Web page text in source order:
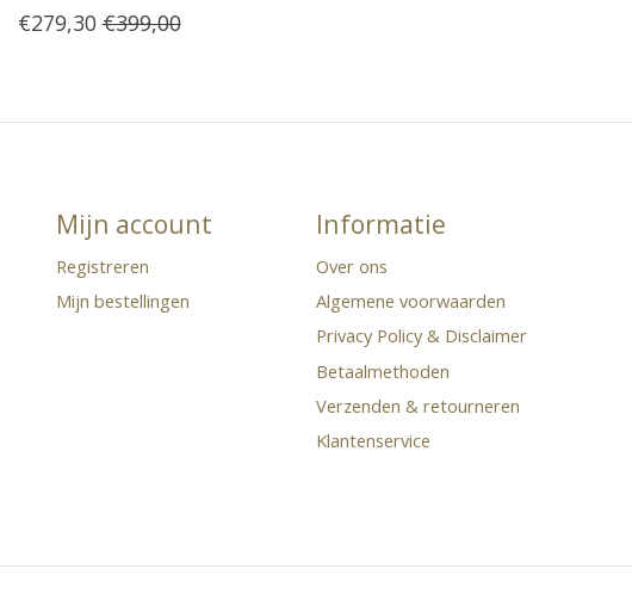
€279,30 €399,00
Mijn account
Registreren
Mijn bestellingen
Informatie
Over ons
Algemene voorwaarden
Privacy Policy & Disclaimer
Betaalmethoden
Verzenden & retourneren
Klantenservice